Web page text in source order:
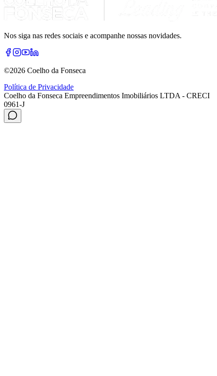
Nos siga nas redes sociais e acompanhe nossas novidades.
©2026 Coelho da Fonseca
Política de Privacidade
Coelho da Fonseca Empreendimentos Imobiliários LTDA - CRECI
0961-J